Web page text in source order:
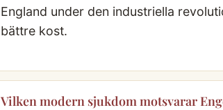
England under den industriella
bättre kost.
Vilken modern sjukdom motsvarar